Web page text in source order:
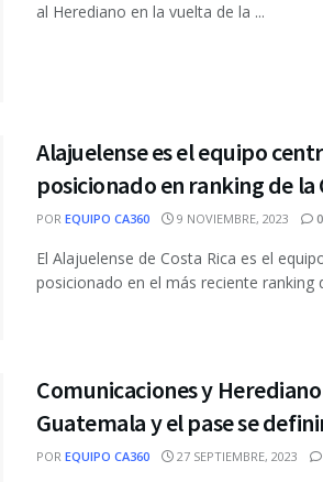
al Herediano en la vuelta de la ...
Alajuelense es el equipo
posicionado en ranking de la
POR EQUIPO CA360 9 NOVIEMBRE, 2023 0
El Alajuelense de Costa Rica es el
posicionado en el más reciente ranking
Comunicaciones y
Guatemala y el pase se
POR EQUIPO CA360 27 SEPTIEMBRE, 2023